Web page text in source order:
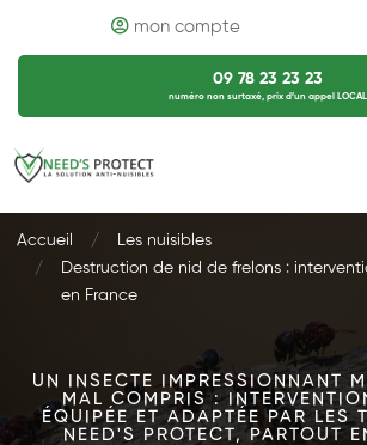
mon compte
09 78 23 23 23
numéro non surtaxé, prix d’un appel LOCAL
Accueil
Les nuisibles
Destruction de nid de frelons :
en France
UN INSECTE IMPRESSIONNANT
MAL COMPRIS :
ÉQUIPÉE ET ADAPTÉE PAR LES
NEED'S PROTECT, PARTOUT